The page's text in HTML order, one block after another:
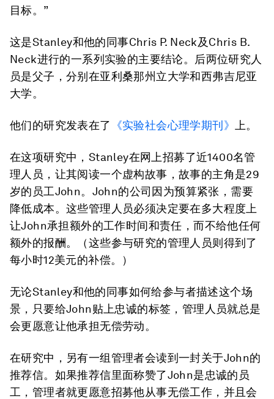
目标。”
这是Stanley和他的同事Chris P. Neck及Chris B.
Neck进行的一系列实验的主要结论。后两位研究人
员是父子，分别在亚利桑那州立大学和西弗吉尼亚
大学。
他们的研究发表在了 《实验社会心理学期刊》 上。
在这项研究中，Stanley在网上招募了近1400名管
理人员，让其阅读一个虚构故事，故事的主角是29
岁的员工John。John的公司因为预算紧张，需要
降低成本。这些管理人员必须决定要在多大程度上
让John承担额外的工作时间和责任，而不给他任何
额外的报酬。（这些参与研究的管理人员则得到了
每小时12美元的补偿。）
无论Stanley和他的同事如何给参与者描述这个场
景，只要给John贴上忠诚的标签，管理人员就总是
会更愿意让他承担无偿劳动。
在研究中，另有一组管理者会读到一封关于John的
推荐信。如果推荐信里面称赞了John是忠诚的员
工，管理者就更愿意招募他从事无偿工作，并且会